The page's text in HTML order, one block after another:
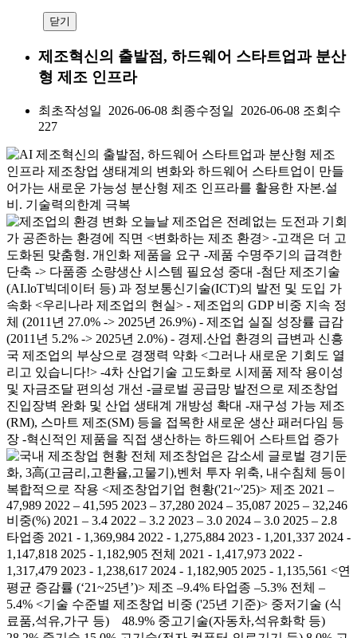
닫기
제조혁신의 출발점, 하드웨어 스타트업과 분산
형 제조 인프라
최초작성일 2026-06-08 최종수정일 2026-06-08 조회수
227